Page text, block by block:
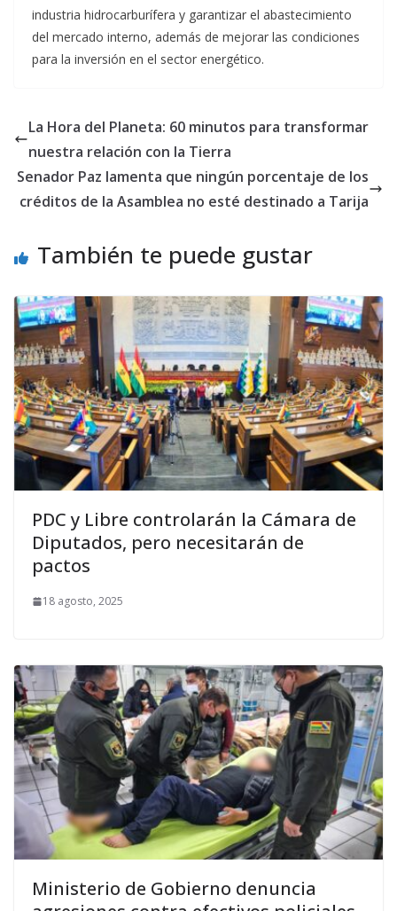
industria hidrocarburífera y garantizar el abastecimiento
del mercado interno, además de mejorar las condiciones
para la inversión en el sector energético.
La Hora del Planeta: 60 minutos para transformar
nuestra relación con la Tierra
Senador Paz lamenta que ningún porcentaje de los
créditos de la Asamblea no esté destinado a Tarija
También te puede gustar
PDC y Libre controlarán la Cámara de
Diputados, pero necesitarán de
pactos
18 agosto, 2025
Ministerio de Gobierno denuncia